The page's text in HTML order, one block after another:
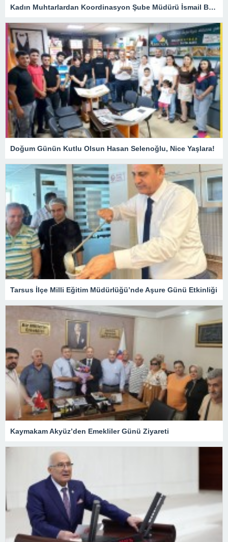
Kadın Muhtarlardan Koordinasyon Şube Müdürü İsmail Belli’ye Ziyaret
Doğum Günün Kutlu Olsun Hasan Selenoğlu, Nice Yaşlara!
Tarsus İlçe Milli Eğitim Müdürlüğü’nde Aşure Günü Etkinliği
Kaymakam Akyüz’den Emekliler Günü Ziyareti